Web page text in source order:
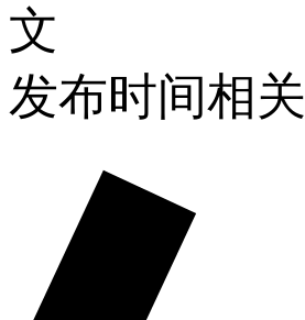
文
发布时间相